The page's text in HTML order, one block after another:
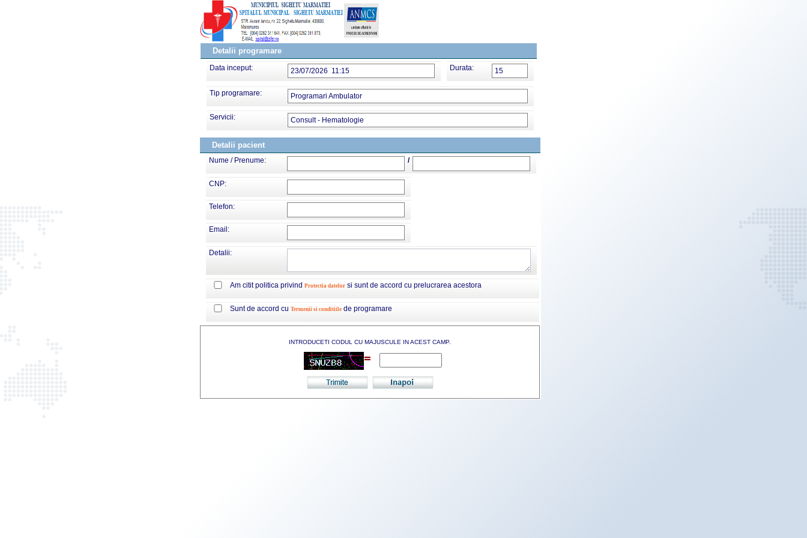
Detalii programare
Data inceput: 23/07/2026 11:15 Durata: 15
Tip programare: Programari Ambulator
Servicii: Consult - Hematologie
Detalii pacient
Nume / Prenume: /
CNP:
Telefon:
Email:
Detalii:
Am citit politica privind Protectia datelor si sunt de accord cu prelucrarea acestora
Sunt de accord cu Termenii si conditiile de programare
INTRODUCETI CODUL CU MAJUSCULE IN ACEST CAMP.
=